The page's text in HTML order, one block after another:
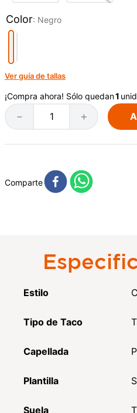
Color: Negro
Ver guía de tallas
¡Compra ahora! Sólo quedan1
＋
－
Comparte
Estilo
Tipo de Taco
Capellada
Plantilla
Suela